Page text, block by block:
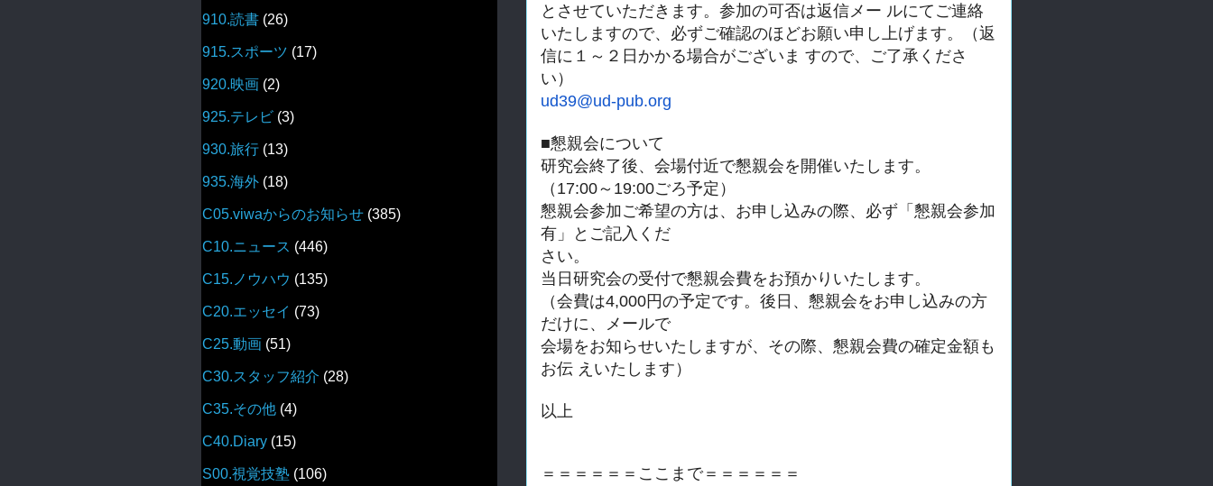
とさせていただき ます。参加の可否は返信メー ルにてご連絡
いたしますので、必ずご確認のほどお願い申し上げます。（返
信に１～２日かかる場合がございま すので、ご了承 くださ
い）
ud39@ud-pub.org
■懇親会について
研究会終了後、会場付近で懇親会を開催いたします。
（17:00～19:00ごろ予定）
懇親会参加ご希望の方は、お申し込みの際、必ず「懇親会参加
有」
とご記入くだ
さい。
当日研究会の受付で懇親会費をお預かりいたします。
（会費は4,000円の予定です。後日、 懇親会をお申し込みの方
だけに、メールで
会場をお知らせいたしますが、その際、懇親会費の確定金額も
お伝 えいたします）
以上
＝＝＝＝＝＝ここまで＝＝＝＝＝＝
910.読書 (26)
915.スポーツ (17)
920.映画 (2)
925.テレビ (3)
930.旅行 (13)
935.海外 (18)
C05.viwaからのお知らせ (385)
C10.ニュース (446)
C15.ノウハウ (135)
C20.エッセイ (73)
C25.動画 (51)
C30.スタッフ紹介 (28)
C35.その他 (4)
C40.Diary (15)
S00.視覚技塾 (106)